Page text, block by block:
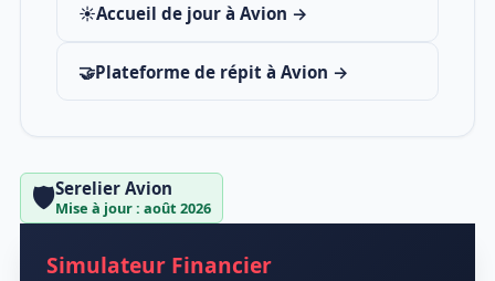
☀️Accueil de jour à Avion →
🤝Plateforme de répit à Avion →
🛡️Serelier Avion
Mise à jour : août 2026
Simulateur Financier